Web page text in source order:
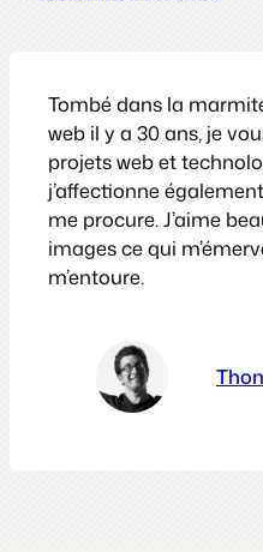
Tombé dans la
web il y a 30 ans, je
projets web et
j’affectionne
me procure. J’aime
images ce qui
m’entoure.